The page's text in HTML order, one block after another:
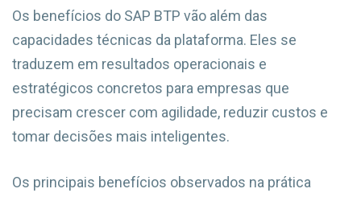
Os benefícios do SAP BTP vão além das
capacidades técnicas da plataforma. Eles se
traduzem em resultados operacionais e
estratégicos concretos para empresas que
precisam crescer com agilidade, reduzir custos e
tomar decisões mais inteligentes.
Os principais benefícios observados na prática